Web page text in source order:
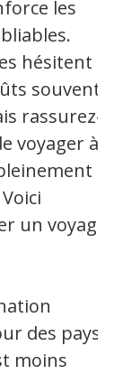
les
hésitent à
souvent
rassurez-
voyager à
un voyage
des pays
moins